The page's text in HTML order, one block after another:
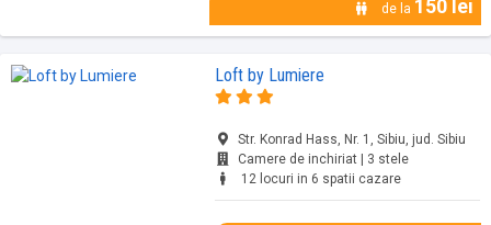
de la 150 lei
Loft by Lumiere
Str. Konrad Hass, Nr. 1, Sibiu, jud. Sibiu
Camere de inchiriat | 3 stele
12 locuri in 6 spatii cazare